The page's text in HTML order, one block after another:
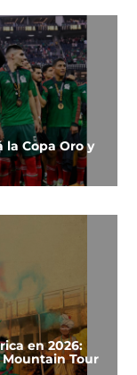
Copa Oro y
en 2026:
Tour